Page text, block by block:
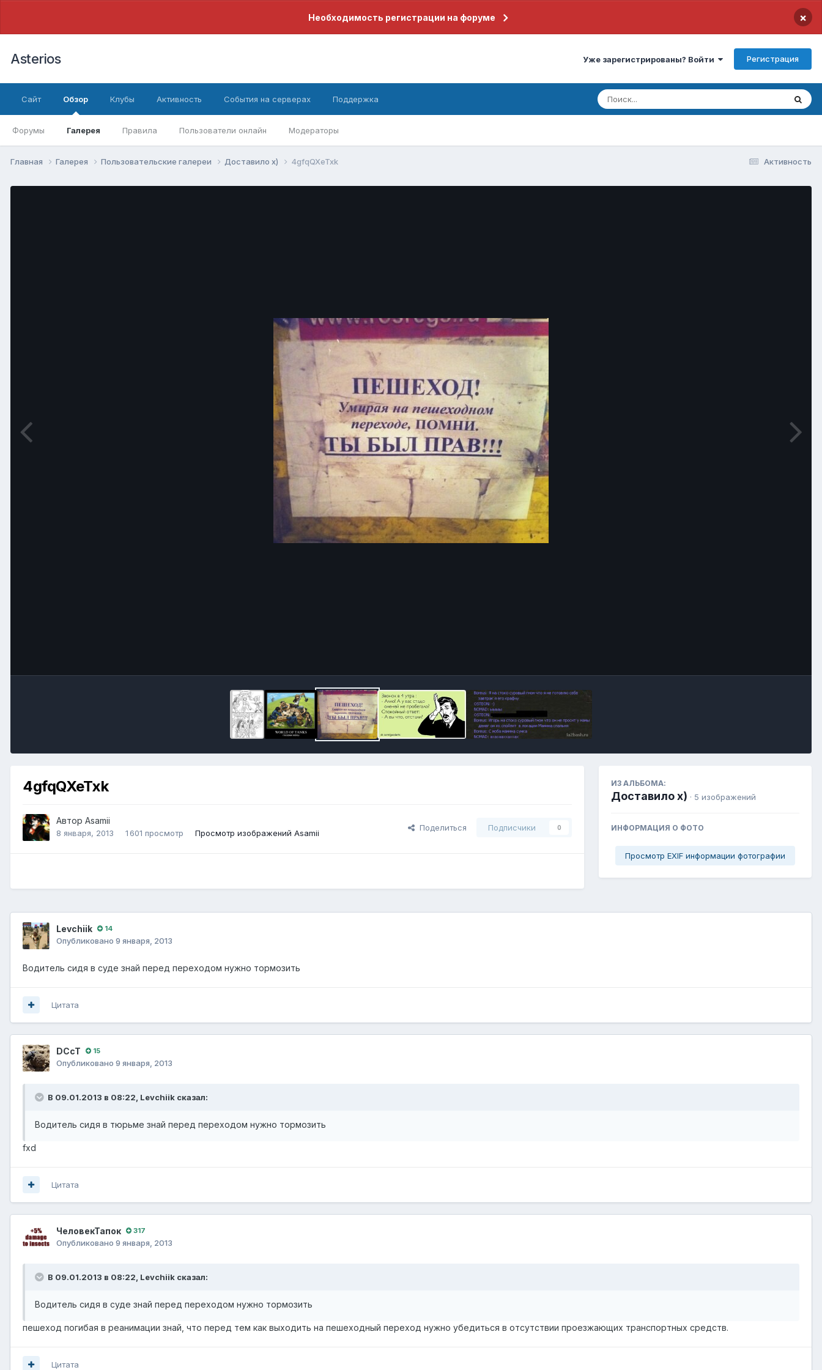
Необходимость регистрации на форуме ×
Asterios Уже зарегистрированы? Войти Регистрация
Сайт Обзор
Форумы Галерея Правила Пользователи онлайн Модераторы
Клубы Активность События на серверах Поддержка
Активность
Главная Галерея Пользовательские галереи Доставило х) 4gfqQXeTxk
4gfqQXeTxk
Автор Asamii
8 января, 2013 1 601 просмотр Просмотр изображений Asamii
Поделиться Подписчики 0
ИЗ АЛЬБОМА:
Доставило х) · 5 изображений
ИНФОРМАЦИЯ О ФОТО
Просмотр EXIF информации фотографии
Levchiik 14
Опубликовано 9 января, 2013
Водитель сидя в суде знай перед переходом нужно тормозить
Цитата
DCcT 15
Опубликовано 9 января, 2013
В 09.01.2013 в 08:22, Levchiik сказал:
Водитель сидя в тюрьме знай перед переходом нужно тормозить
fxd
Цитата
ЧеловекТапок 317
Опубликовано 9 января, 2013
В 09.01.2013 в 08:22, Levchiik сказал:
Водитель сидя в суде знай перед переходом нужно тормозить
пешеход погибая в реанимации знай, что перед тем как выходить на пешеходный переход нужно убедиться в отсутствии проезжающих транспортных средств.
Цитата